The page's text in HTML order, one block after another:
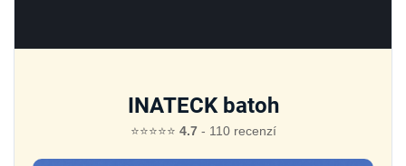
INATECK batoh
⭐⭐⭐⭐⭐ 4.7- 110 recenzí